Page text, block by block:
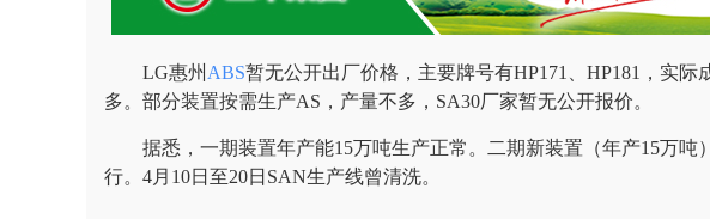
LG惠州 ABS暂无公开出厂价格，主要牌号有HP171、HP181，实
多。部分装置按需生产AS，产量不多，SA30厂家暂无公开报价。
据悉，一期装置年产能15万吨生产正常。二期新装置（年产15万吨
行。4月10日至20日SAN生产线曾清洗。